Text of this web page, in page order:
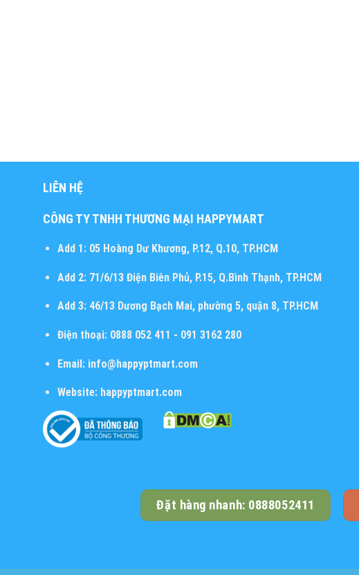
LIÊN HỆ
CÔNG TY TNHH THƯƠNG MẠI HAPPYMART
Add 1:05 Hoàng Dư Khương, P.12, Q.10, TP.HCM
Add 2:71/6/13 Điện Biên Phủ, P.15, Q.Bình Thạnh, TP.HCM
Add 3:46/13 Dương Bạch Mai, phường 5, quận 8, TP.HCM
Điện thoại:0888 052 411 - 091 3162 280
Email:info@happyptmart.com
Website: happyptmart.com
Đặt hàng nhanh: 0888052411